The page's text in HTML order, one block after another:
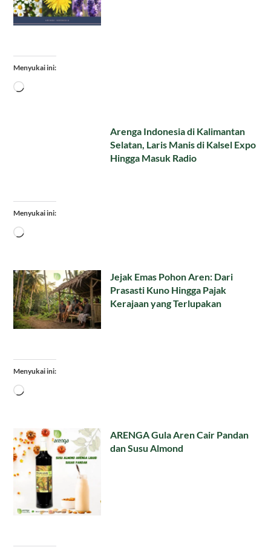
Menyukai ini:
Memuat...
Arenga Indonesia di Kalimantan
Selatan, Laris Manis di Kalsel Expo
Hingga Masuk Radio
Menyukai ini:
Memuat...
Jejak Emas Pohon Aren: Dari
Prasasti Kuno Hingga Pajak
Kerajaan yang Terlupakan
Menyukai ini:
Memuat...
ARENGA Gula Aren Cair Pandan
dan Susu Almond